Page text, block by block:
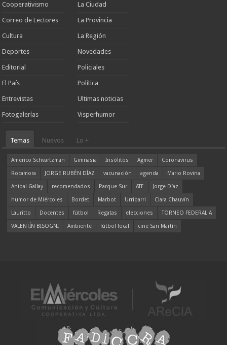
Cooperativismo
Correo de Lectores
Cultura
Deportes
Editorial
El País
Entrevistas
Fotogalerías
La Ciudad
La Provincia
La Región
Novedades
Policiales
Política
Ultimas noticias
Visperhumor
Temas Nuevos Lo +
Americo Schvartzman Gimnasia Insólitos Agmer
Coronavirus
Rocamora
JORGE RUBÉN DÍAZ vacunación agenda
Mario Rovina
Aníbal Gallay
recomendados Parque Sur ATE
Jorge Díaz
humor de Miércoles
Bordet Marbot Urribarri
Clara Chauvín
Lauritto
Docentes fútbol Regatas elecciones
TORNEO FEDERAL A
VALENTÍN BISOGNI
Ambiente fútbol local cine San Martín